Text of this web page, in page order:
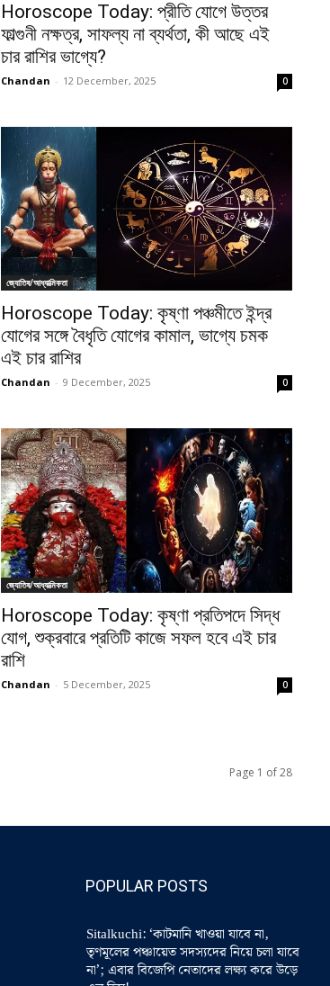
Horoscope Today: প্রীতি যোগে উত্তর
ফাল্গুনী নক্ষত্র, সাফল্য না ব্যর্থতা, কী আছে এই
চার রাশির ভাগ্যে?
Chandan - 12 December, 2025 0
জ্যোতিষ/আধ্যাত্মিকতা
Horoscope Today: কৃষ্ণা পঞ্চমীতে ইন্দ্র
যোগের সঙ্গে বৈধৃতি যোগের কামাল, ভাগ্যে চমক
এই চার রাশির
Chandan - 9 December, 2025 0
জ্যোতিষ/আধ্যাত্মিকতা
Horoscope Today: কৃষ্ণা প্রতিপদে সিদ্ধ
যোগ, শুক্রবারে প্রতিটি কাজে সফল হবে এই চার
রাশি
Chandan - 5 December, 2025 0
Page 1 of 28
POPULAR POSTS
Sitalkuchi: ‘কাটমানি খাওয়া যাবে না,
তৃণমূলের পঞ্চায়েত সদস্যদের নিয়ে চলা যাবে
না’; এবার বিজেপি নেতাদের লক্ষ্য করে উড়ে